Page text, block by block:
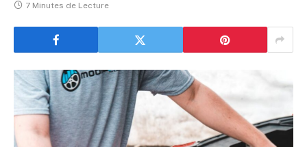
7 Minutes de Lecture